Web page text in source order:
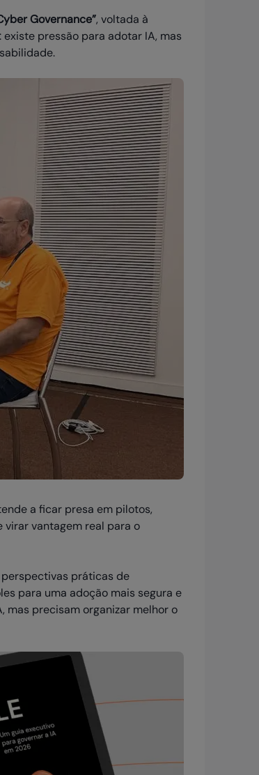
Governance”, voltada à
pressão para adotar IA, mas
a ficar presa em pilotos,
virar vantagem real para o
práticas de
para uma adoção mais segura e
mas precisam organizar melhor o